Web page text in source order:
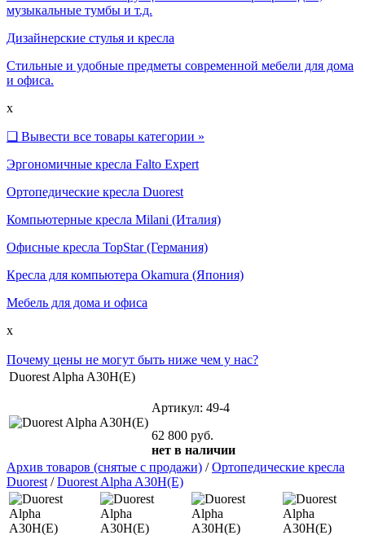
музыкальные тумбы и т.д.
Дизайнерские стулья и кресла
Стильные и удобные предметы современной мебели для дома
и офиса.
x
❑ Вывести все товары категории »
Эргономичные кресла Falto Expert
Ортопедические кресла Duorest
Компьютерные кресла Milani (Италия)
Офисные кресла TopStar (Германия)
Кресла для компьютера Okamura (Япония)
Мебель для дома и офиса
x
Почему цены не могут быть ниже чем у нас?
Duorest Alpha A30H(E)
Артикул: 49-4
62 800 руб.
нет в наличии
Архив товаров (снятые с продажи) /Ортопедические кресла
Duorest /Duorest Alpha A30H(E)